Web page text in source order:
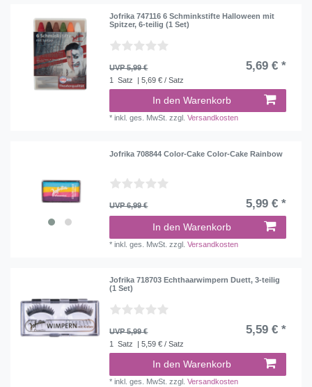
Jofrika 747116 6 Schminkstifte Halloween mit
Spitzer, 6-teilig (1 Set)
UVP 5,99 € 5,69 € *
1 Satz | 5,69 € / Satz
In den Warenkorb
*inkl. ges. MwSt. zzgl.Versandkosten
Jofrika 708844 Color-Cake Color-Cake Rainbow
UVP 6,99 € 5,99 € *
In den Warenkorb
*inkl. ges. MwSt. zzgl.Versandkosten
Jofrika 718703 Echthaarwimpern Duett, 3-teilig
(1 Set)
UVP 5,99 € 5,59 € *
1 Satz | 5,59 € / Satz
In den Warenkorb
*inkl. ges. MwSt. zzgl.Versandkosten